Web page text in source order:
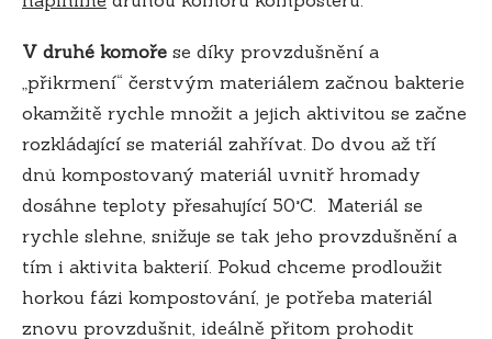
V druhé komoře se díky provzdušnění a
„přikrmení“ čerstvým materiálem začnou bakterie
okamžitě rychle množit a jejich aktivitou se začne
rozkládající se materiál zahřívat. Do dvou až tří
dnů kompostovaný materiál uvnitř hromady
dosáhne teploty přesahující 50°C. Materiál se
rychle slehne, snižuje se tak jeho provzdušnění a
tím i aktivita bakterií. Pokud chceme prodloužit
horkou fázi kompostování, je potřeba materiál
znovu provzdušnit, ideálně přitom prohodit